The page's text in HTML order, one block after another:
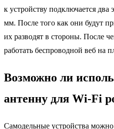
к устройству подключается два
мм. После того как они будут
их разводят в стороны. После
работать беспроводной веб на
Возможно ли
антенну для Wi-Fi
Самодельные устройства можно